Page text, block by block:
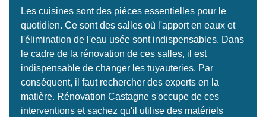
Les cuisines sont des pièces essentielles pour le
quotidien. Ce sont des salles où l'apport en eaux et
l'élimination de l'eau usée sont indispensables. Dans
le cadre de la rénovation de ces salles, il est
indispensable de changer les tuyauteries. Par
conséquent, il faut rechercher des experts en la
matière. Rénovation Castagne s'occupe de ces
interventions et sachez qu'il utilise des matériels